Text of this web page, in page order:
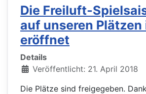
Die Freiluft-
auf unseren Plätzen
eröffnet
Details
Veröffentlicht: 21. April 2018
Die Plätze sind freigegeben.